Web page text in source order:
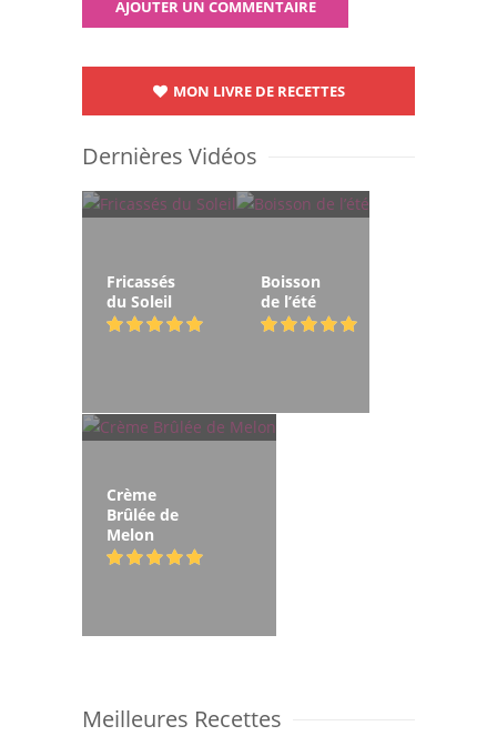
MON LIVRE DE RECETTES
Dernières Vidéos
Fricassés
du Soleil
Boisson
de l’été
Crème
Brûlée de
Melon
Meilleures Recettes